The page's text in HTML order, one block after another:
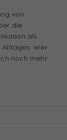
von
die
als
Alltages. Wer
noch mehr